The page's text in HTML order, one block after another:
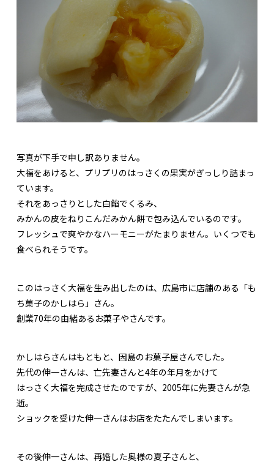
写真が下手で申し訳ありません。
大福をあけると、プリプリのはっさくの果実がぎっしり詰まっ
ています。
それをあっさりとした白餡でくるみ、
みかんの皮をねりこんだみかん餅で包み込んでいるのです。
フレッシュで爽やかなハーモニーがたまりません。いくつでも
食べられそうです。
このはっさく大福を生み出したのは、広島市に店舗のある「も
ち菓子のかしはら」さん。
創業70年の由緒あるお菓子やさんです。
かしはらさんはもともと、因島のお菓子屋さんでした。
先代の伸一さんは、亡先妻さんと4年の年月をかけて
はっさく大福を完成させたのですが、2005年に先妻さんが急
逝。
ショックを受けた伸一さんはお店をたたんでしまいます。
その後伸一さんは、再婚した奥様の夏子さんと、